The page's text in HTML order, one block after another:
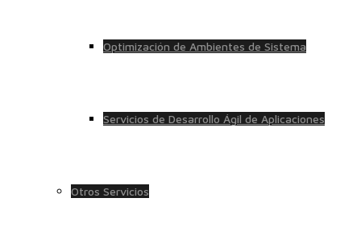
Optimización de Ambientes de Sistema
Servicios de Desarrollo Ágil de Aplicaciones
Otros Servicios